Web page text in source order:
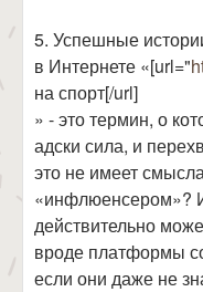
5. Успешные
в Интернете «[url="
на спорт[/url]
» - это термин, о
адски сила, и
это не имеет
«инфлюенсером»?
действительно
вроде платформы
если они даже не